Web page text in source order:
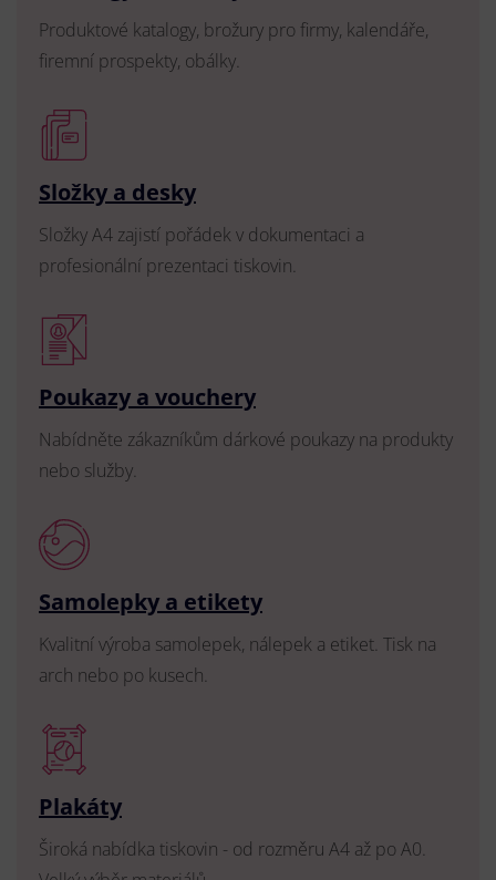
Produktové katalogy, brožury pro firmy, kalendáře,
firemní prospekty, obálky.
Složky a desky
Složky A4 zajistí pořádek v dokumentaci a
profesionální prezentaci tiskovin.
Poukazy a vouchery
Nabídněte zákazníkům dárkové poukazy na produkty
nebo služby.
Samolepky a etikety
Kvalitní výroba samolepek, nálepek a etiket. Tisk na
arch nebo po kusech.
Plakáty
Široká nabídka tiskovin - od rozměru A4 až po A0.